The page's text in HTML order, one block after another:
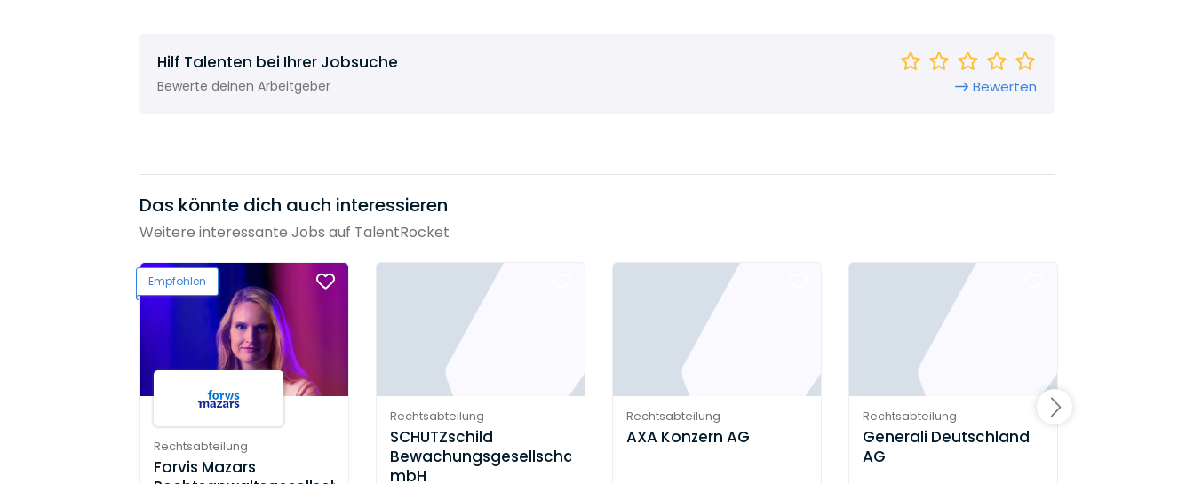
Hilf Talenten bei Ihrer Jobsuche
Bewerte deinen Arbeitgeber Bewerten
Das könnte dich auch interessieren
Weitere interessante Jobs auf TalentRocket
Empfohlen
Rechtsabteilung
Forvis Mazars
Rechtsabteilung
SCHUTZschild
Bewachungsgesellschaft
mbH
Rechtsabteilung
AXA Konzern AG
Rechtsabteilung
Generali Deutschland
AG